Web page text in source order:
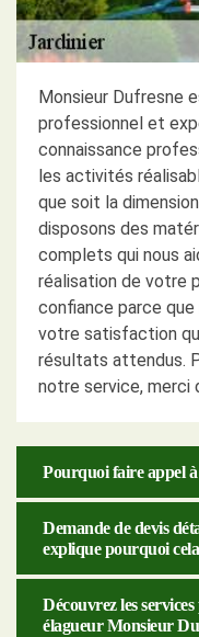
Monsieur Dufresne
professionnel et
connaissance
les activités
que soit la
disposons des
complets qui nous
réalisation de votre
confiance parce
votre satisfaction
résultats attendus.
notre service,
Pourquoi faire appel
Demande de devis
explique pourquoi cela
Découvrez les
élagueur Monsieur